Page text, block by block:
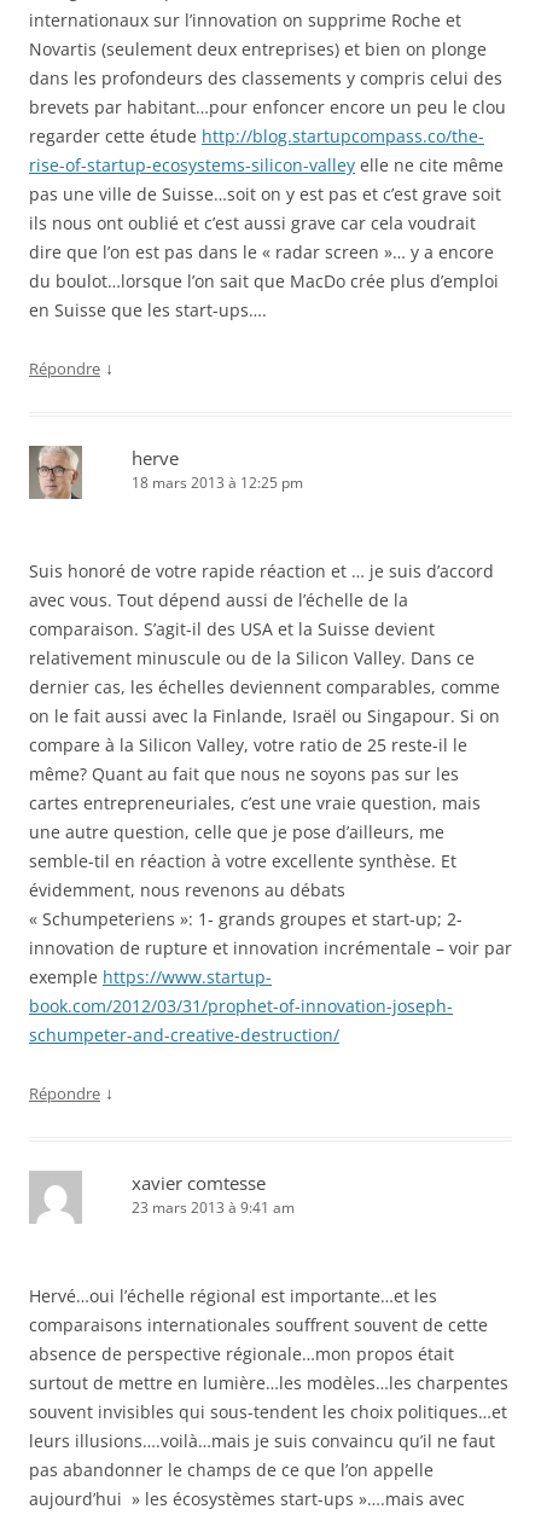
internationaux sur l’innovation on supprime Roche et
Novartis (seulement deux entreprises) et bien on plonge
dans les profondeurs des classements y compris celui des
brevets par habitant…pour enfoncer encore un peu le clou
regarder cette étude http://blog.startupcompass.co/the-
rise-of-startup-ecosystems-silicon-valley elle ne cite même
pas une ville de Suisse…soit on y est pas et c’est grave soit
ils nous ont oublié et c’est aussi grave car cela voudrait
dire que l’on est pas dans le « radar screen »… y a encore
du boulot…lorsque l’on sait que MacDo crée plus d’emploi
en Suisse que les start-ups….
Répondre ↓
herve
18 mars 2013 à 12:25 pm
Suis honoré de votre rapide réaction et … je suis d’accord
avec vous. Tout dépend aussi de l’échelle de la
comparaison. S’agit-il des USA et la Suisse devient
relativement minuscule ou de la Silicon Valley. Dans ce
dernier cas, les échelles deviennent comparables, comme
on le fait aussi avec la Finlande, Israël ou Singapour. Si on
compare à la Silicon Valley, votre ratio de 25 reste-il le
même? Quant au fait que nous ne soyons pas sur les
cartes entrepreneuriales, c’est une vraie question, mais
une autre question, celle que je pose d’ailleurs, me
semble-til en réaction à votre excellente synthèse. Et
évidemment, nous revenons au débats
« Schumpeteriens »: 1- grands groupes et start-up; 2-
innovation de rupture et innovation incrémentale – voir par
exemple https://www.startup-
book.com/2012/03/31/prophet-of-innovation-joseph-
schumpeter-and-creative-destruction/
Répondre ↓
xavier comtesse
23 mars 2013 à 9:41 am
Hervé…oui l’échelle régional est importante…et les
comparaisons internationales souffrent souvent de cette
absence de perspective régionale…mon propos était
surtout de mettre en lumière…les modèles…les charpentes
souvent invisibles qui sous-tendent les choix politiques…et
leurs illusions….voilà…mais je suis convaincu qu’il ne faut
pas abandonner le champs de ce que l’on appelle
aujourd’hui » les écosystèmes start-ups »….mais avec